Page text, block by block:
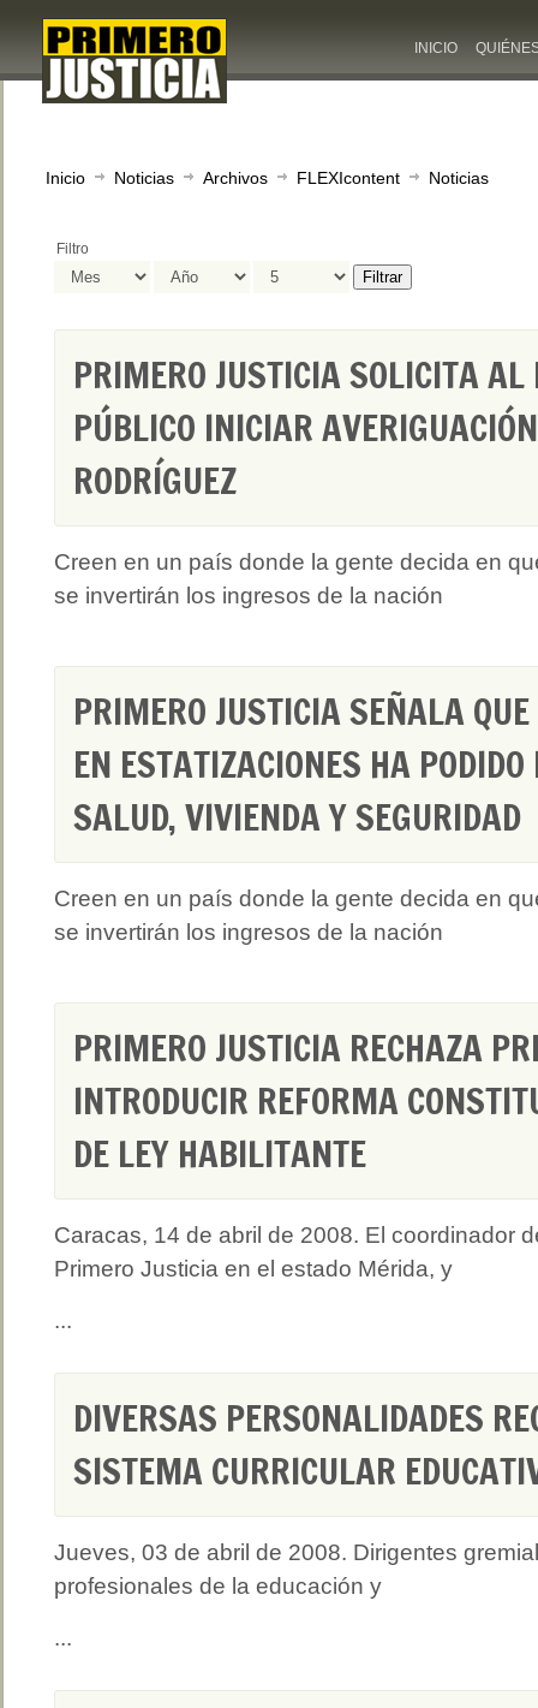
INICIO
Inicio Noticias Archivos FLEXIcontent Noticias
Filtro
Filtrar
PRIMERO JUSTICIA SOLICITA
PÚBLICO INICIAR
RODRÍGUEZ
Creen en un país donde la gente decida en
se invertirán los ingresos de la nación
PRIMERO JUSTICIA SEÑALA
EN ESTATIZACIONES HA
SALUD, VIVIENDA Y SEGURIDAD
Creen en un país donde la gente decida en
se invertirán los ingresos de la nación
PRIMERO JUSTICIA RECHAZA
INTRODUCIR REFORMA
DE LEY HABILITANTE
Caracas, 14 de abril de 2008. El coordinador
Primero Justicia en el estado Mérida, y
...
DIVERSAS PERSONALIDADES
SISTEMA CURRICULAR
Jueves, 03 de abril de 2008. Dirigentes
profesionales de la educación y
...